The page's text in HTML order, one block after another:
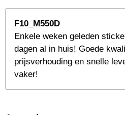
F10_M550D
Enkele weken geleden
dagen al in huis! Goede
prijsverhouding en snelle
vaker!